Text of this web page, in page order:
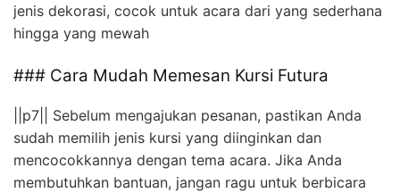
jenis dekorasi, cocok untuk acara dari yang sederhana
hingga yang mewah
### Cara Mudah Memesan Kursi Futura
||p7|| Sebelum mengajukan pesanan, pastikan Anda
sudah memilih jenis kursi yang diinginkan dan
mencocokkannya dengan tema acara. Jika Anda
membutuhkan bantuan, jangan ragu untuk berbicara